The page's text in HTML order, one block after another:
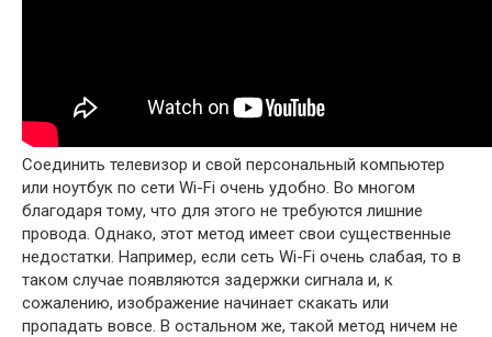
Соединить телевизор и свой персональный компьютер
или ноутбук по сети Wi-Fi очень удобно. Во многом
благодаря тому, что для этого не требуются лишние
провода. Однако, этот метод имеет свои существенные
недостатки. Например, если сеть Wi-Fi очень слабая, то в
таком случае появляются задержки сигнала и, к
сожалению, изображение начинает скакать или
пропадать вовсе. В остальном же, такой метод ничем не